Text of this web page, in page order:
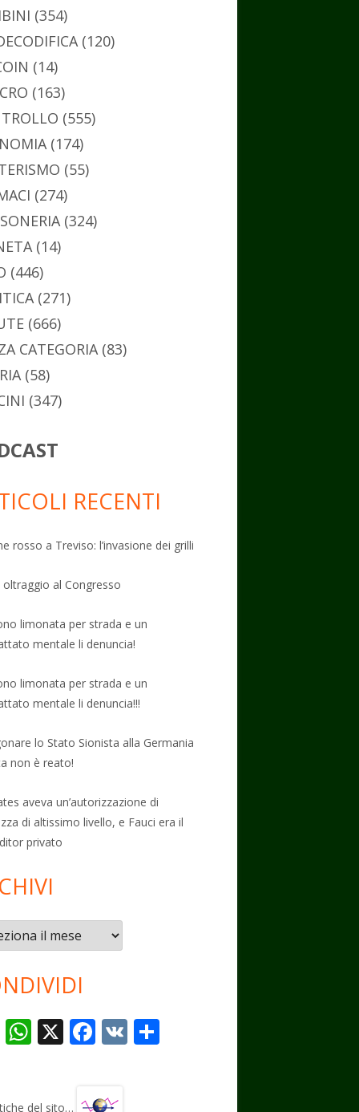
(354)
(120)
(14)
(163)
(555)
(174)
(55)
(274)
(324)
(14)
(446)
(271)
(666)
CATEGORIA(83)
(58)
(347)
RECENTI
rosso a Treviso: l’invasione dei grilli
oltraggio al Congresso
limonata per strada e un
mentale li denuncia!
limonata per strada e un
mentale li denuncia!!!
lo Stato Sionista alla Germania
non è reato!
aveva un’autorizzazione di
di altissimo livello, e Fauci era il
privato
T W X F V
del sito…